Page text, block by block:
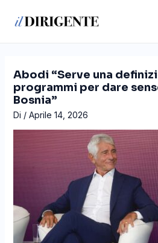
Abodi “Serve una
programmi per dare
Bosnia”
Di / Aprile 14, 2026
articoli